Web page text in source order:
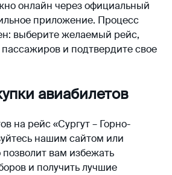
онлайн через официальный
приложение. Процесс
выберите желаемый рейс,
и подтвердите свое
авиабилетов
на рейс «Сургут – Горно-
нашим сайтом или
вам избежать
и получить лучшие